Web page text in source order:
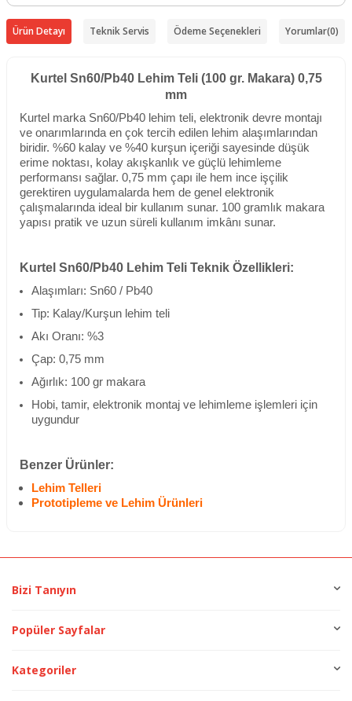
Ürün Detayı Teknik Servis Ödeme Seçenekleri Yorumlar(0)
Kurtel Sn60/Pb40 Lehim Teli (100 gr. Makara) 0,75
mm
Kurtel marka Sn60/Pb40 lehim teli, elektronik devre montajı
ve onarımlarında en çok tercih edilen lehim alaşımlarından
biridir. %60 kalay ve %40 kurşun içeriği sayesinde düşük
erime noktası, kolay akışkanlık ve güçlü lehimleme
performansı sağlar. 0,75 mm çapı ile hem ince işçilik
gerektiren uygulamalarda hem de genel elektronik
çalışmalarında ideal bir kullanım sunar. 100 gramlık makara
yapısı pratik ve uzun süreli kullanım imkânı sunar.
Kurtel Sn60/Pb40 Lehim Teli Teknik Özellikleri:
Alaşımları: Sn60 / Pb40
Tip: Kalay/Kurşun lehim teli
Akı Oranı: %3
Çap: 0,75 mm
Ağırlık: 100 gr makara
Hobi, tamir, elektronik montaj ve lehimleme işlemleri için
uygundur
Benzer Ürünler:
Lehim Telleri
Prototipleme ve Lehim Ürünleri
Bizi Tanıyın
Popüler Sayfalar
Kategoriler